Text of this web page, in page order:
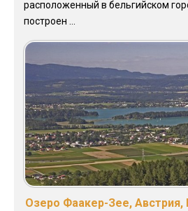
расположенный в бельгийском
построен ...
Озеро Фаакер-Зее, Австрия,